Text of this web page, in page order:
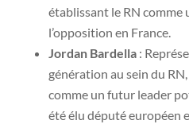
établissant le RN comme
l’opposition en France.
Jordan Bardella:
génération au sein du
comme un futur leader
été élu député européen